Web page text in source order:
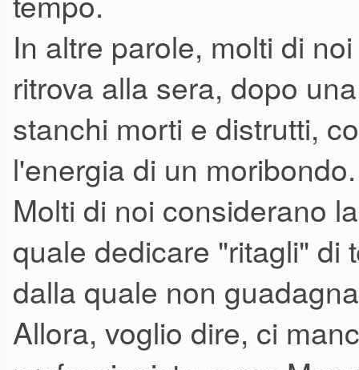
In altre parole, molti di
ritrova alla sera, dopo
stanchi morti e distrutti,
l'energia di un moribondo.
Molti di noi considerano
quale dedicare "ritagli" di
dalla quale non
Allora, voglio dire, ci